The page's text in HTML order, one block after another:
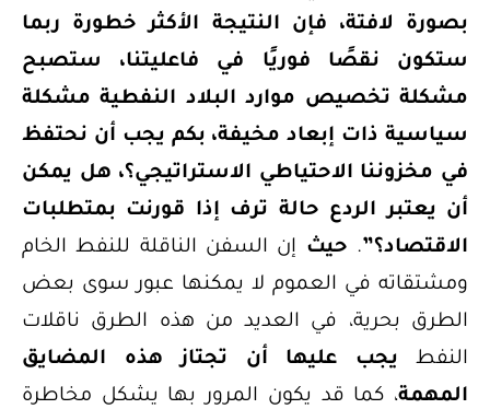
بصورة لافتة، فإن النتيجة الأكثر خطورة ربما
ستكون نقصًا فوريًا في فاعليتنا، ستصبح
مشكلة تخصيص موارد البلاد النفطية مشكلة
سياسية ذات إبعاد مخيفة، بكم يجب أن نحتفظ
في مخزوننا الاحتياطي الاستراتيجي؟، هل يمكن
أن يعتبر الردع حالة ترف إذا قورنت بمتطلبات
الاقتصاد؟”.حيثإن السفن الناقلة للنفط الخام
ومشتقاته في العموم لا يمكنها عبور سوى بعض
الطرق بحرية، في العديد من هذه الطرق ناقلات
النفط
يجب عليها أن تجتاز هذه المضايق
المهمة، كما قد يكون المرور بها يشكل مخاطرة